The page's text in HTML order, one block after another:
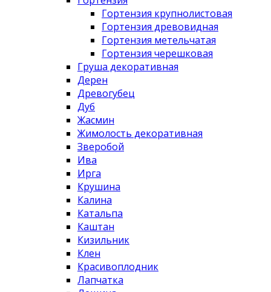
Гортензия крупнолистовая
Гортензия древовидная
Гортензия метельчатая
Гортензия черешковая
Груша декоративная
Дерен
Древогубец
Дуб
Жасмин
Жимолость декоративная
Зверобой
Ива
Ирга
Крушина
Калина
Катальпа
Каштан
Кизильник
Клен
Красивоплодник
Лапчатка